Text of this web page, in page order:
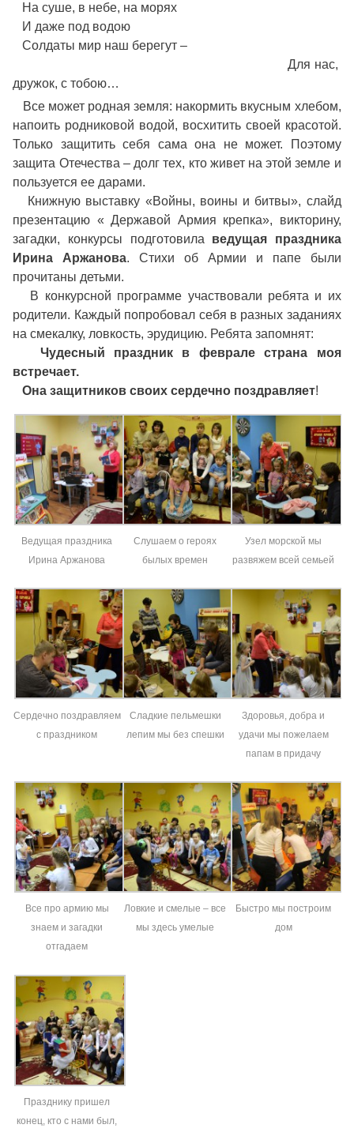
На суше, в небе, на морях
И даже под водою
Солдаты мир наш берегут –
Для нас,
дружок, с тобою…
Все может родная земля: накормить вкусным хлебом,
напоить родниковой водой, восхитить своей красотой.
Только защитить себя сама она не может. Поэтому
защита Отечества – долг тех, кто живет на этой земле и
пользуется ее дарами.
Книжную выставку «Войны, воины и битвы», слайд
презентацию « Державой Армия крепка», викторину,
загадки, конкурсы подготовила ведущая праздника
Ирина Аржанова. Стихи об Армии и папе были
прочитаны детьми.
В конкурсной программе участвовали ребята и их
родители. Каждый попробовал себя в разных заданиях
на смекалку, ловкость, эрудицию. Ребята запомнят:
Чудесный праздник в феврале страна моя
встречает.
Она защитников своих сердечно поздравляет!
Ведущая праздника
Ирина Аржанова
Слушаем о героях
былых времен
Узел морской мы
развяжем всей семьей
Сердечно поздравляем
с праздником
Сладкие пельмешки
лепим мы без спешки
Здоровья, добра и
удачи мы пожелаем
папам в придачу
Все про армию мы
знаем и загадки
отгадаем
Ловкие и смелые – все
мы здесь умелые
Быстро мы построим
дом
Празднику пришел
конец, кто с нами был,